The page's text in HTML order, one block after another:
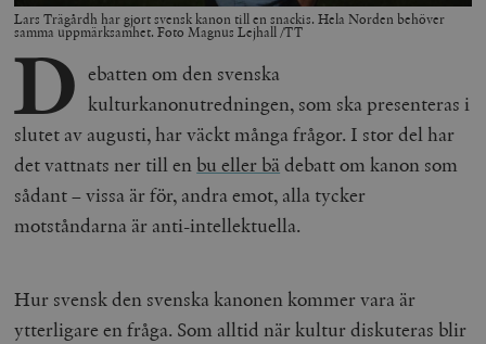
Lars Trägårdh har gjort svensk kanon till en snackis. Hela Norden behöver
samma uppmärksamhet. Foto Magnus Lejhall /TT
D ebatten om den svenska
kulturkanonutredningen, som ska presenteras i
slutet av augusti, har väckt många frågor. I stor del har
det vattnats ner till en bu eller bä debatt om kanon som
sådant – vissa är för, andra emot, alla tycker
motståndarna är anti-intellektuella.
Hur svensk den svenska kanonen kommer vara är
ytterligare en fråga. Som alltid när kultur diskuteras blir